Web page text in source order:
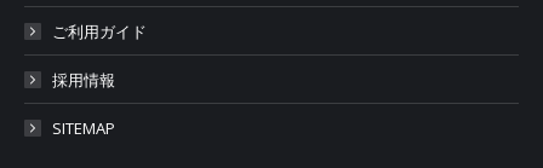
ご利用ガイド
採用情報
SITEMAP